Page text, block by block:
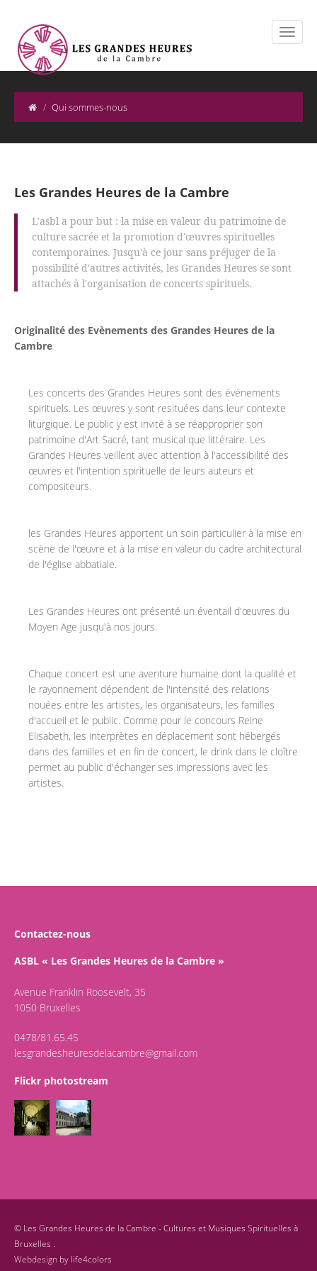
Qui sommes-nous
Les Grandes Heures de la Cambre
L'asbl a pour but : la mise en valeur du patrimoine de
culture sacrée et la promotion d'œuvres spirituelles
contemporaines. Jusqu'à ce jour sans préjuger de la
possibilité d'autres activités, les Grandes Heures se sont
attachés à l'organisation de concerts spirituels.
Originalité des Evènements des Grandes Heures de la
Cambre
Les concerts des Grandes Heures sont des événements
spirituels. Les œuvres y sont resituées dans leur contexte
liturgique. Le public y est invité à se réapproprier son
patrimoine d'Art Sacré, tant musical que littéraire. Les
Grandes Heures veillent avec attention à l'accessibilité des
œuvres et l'intention spirituelle de leurs auteurs et
compositeurs.
les Grandes Heures apportent un soin particulier à la mise en
scène de l'œuvre et à la mise en valeur du cadre architectural
de l'église abbatiale.
Les Grandes Heures ont présenté un éventail d'œuvres du
Moyen Age jusqu'à nos jours.
Chaque concert est une aventure humaine dont la qualité et
le rayonnement dépendent de l'intensité des relations
nouées entre les artistes, les organisateurs, les familles
d'accueil et le public. Comme pour le concours Reine
Elisabeth, les interprètes en déplacement sont hébergés
dans des familles et en fin de concert, le drink dans le cloître
permet au public d'échanger ses impressions avec les
artistes.
Contactez-nous
ASBL « Les Grandes Heures de la Cambre »
Avenue Franklin Roosevelt, 35
1050 Bruxelles
0478/81.65.45
lesgrandesheuresdelacambre@gmail.com
Flickr photostream
© Les Grandes Heures de la Cambre - Cultures et Musiques Spirituelles à
Bruxelles .
Webdesign by life4colors